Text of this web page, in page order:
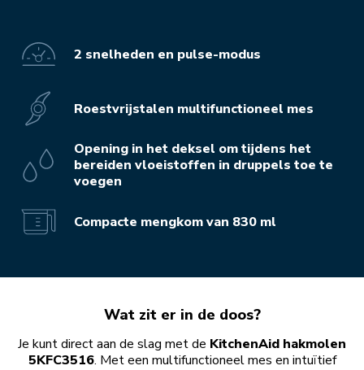
2 snelheden en pulse-modus
Roestvrijstalen multifunctioneel mes
Opening in het deksel om tijdens het
bereiden vloeistoffen in druppels toe te
voegen
Compacte mengkom van 830 ml
Wat zit er in de doos?
Je kunt direct aan de slag met de KitchenAid hakmolen
5KFC3516. Met een multifunctioneel mes en intuïtief